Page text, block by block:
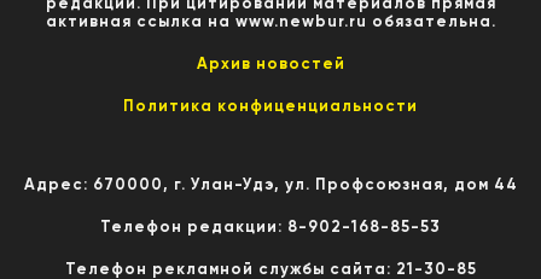
активная ссылка на www.newbur.ru обязательна.
Архив новостей
Политика конфиценциальности
Адрес: 670000, г. Улан-Удэ, ул. Профсоюзная, дом 44
Телефон редакции: 8-902-168-85-53
Телефон рекламной службы сайта: 21-30-85